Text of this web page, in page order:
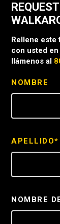
Rellene este
con usted en
llámenos al
NOMBRE
APELLIDO*
NOMBRE